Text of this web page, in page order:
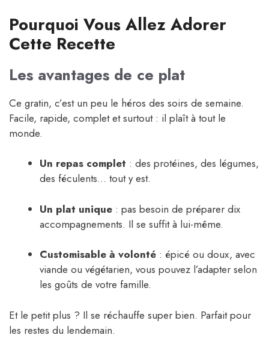
Pourquoi Vous Allez Adorer
Cette Recette
Les avantages de ce plat
Ce gratin, c’est un peu le héros des soirs de semaine.
Facile, rapide, complet et surtout : il plaît à tout le
monde.
Un repas complet : des protéines, des légumes,
des féculents… tout y est.
Un plat unique : pas besoin de préparer dix
accompagnements. Il se suffit à lui-même.
Customisable à volonté : épicé ou doux, avec
viande ou végétarien, vous pouvez l’adapter selon
les goûts de votre famille.
Et le petit plus ? Il se réchauffe super bien. Parfait pour
les restes du lendemain.